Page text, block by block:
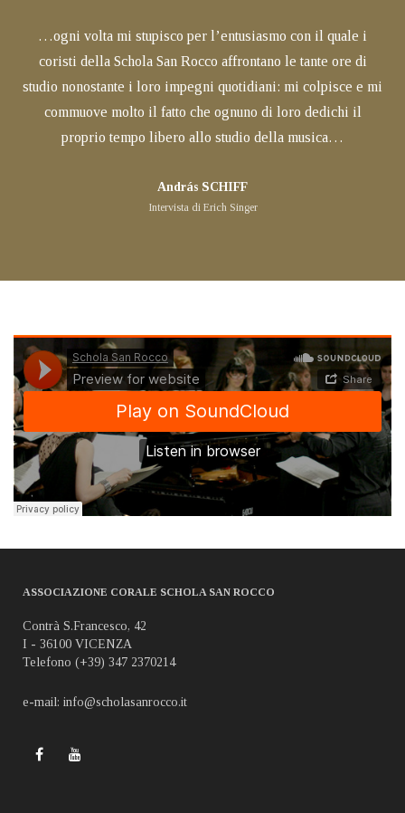
…ogni volta mi stupisco per l’entusiasmo con il quale i
coristi della Schola San Rocco affrontano le tante ore di
studio nonostante i loro impegni quotidiani: mi colpisce e mi
commuove molto il fatto che ognuno di loro dedichi il
proprio tempo libero allo studio della musica…
András SCHIFF
Intervista di Erich Singer
ASSOCIAZIONE CORALE SCHOLA SAN ROCCO
Contrà S.Francesco, 42
I - 36100 VICENZA
Telefono (+39) 347 2370214
e-mail: info@scholasanrocco.it